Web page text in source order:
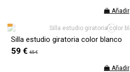
Añadir
Silla estudio giratoria color blanco
59 € 65 €
Añadir